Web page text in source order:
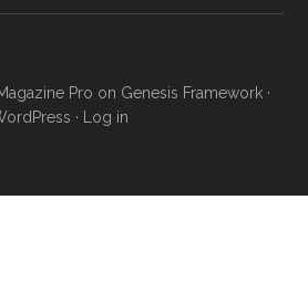
Pro on Genesis Framework·
· Log in